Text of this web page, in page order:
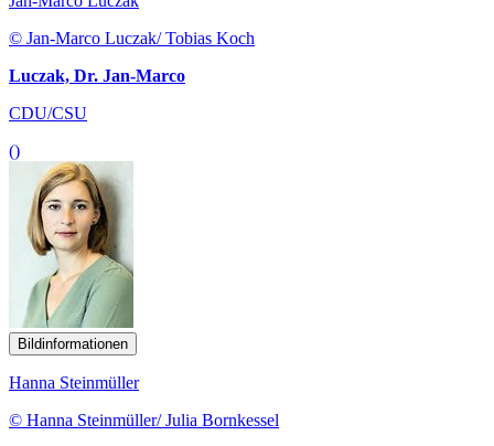
© Jan-Marco Luczak/ Tobias Koch
Luczak, Dr. Jan-Marco
CDU/CSU
()
Bildinformationen
Hanna Steinmüller
© Hanna Steinmüller/ Julia Bornkessel